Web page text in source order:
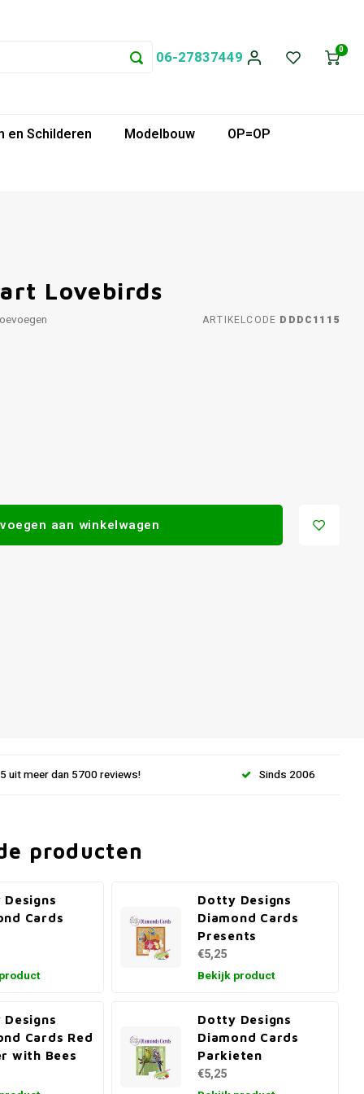
06-27837449 0
en Schilderen Modelbouw
OP=OP
Lovebirds
ARTIKELCODE DDDC1115
aan winkelwagen
uit meer dan 5700 reviews! Sinds 2006
producten
Cards
Dotty Designs
Diamond Cards
Presents
€5,25
Bekijk product
Cards Red
with Bees
Dotty Designs
Diamond Cards
Parkieten
€5,25